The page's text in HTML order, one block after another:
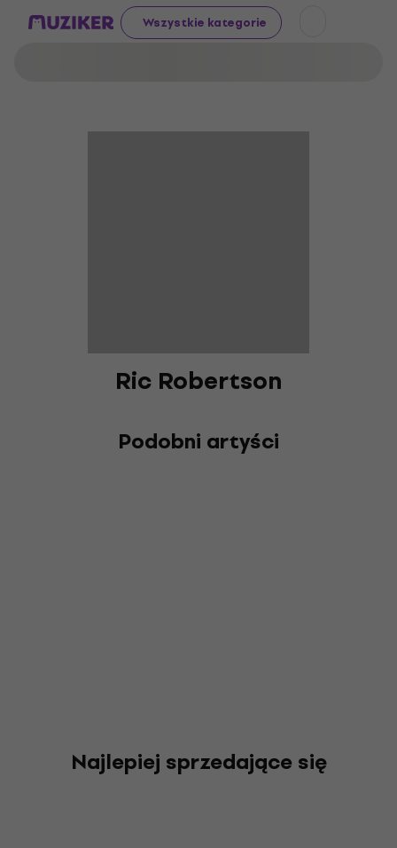
Wszystkie kategorie
Ric Robertson
Podobni artyści
Najlepiej sprzedające się